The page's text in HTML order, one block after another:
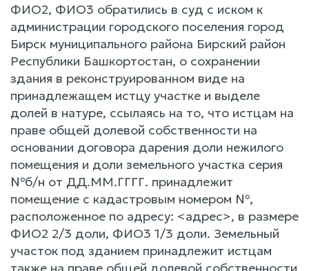
ФИО2, ФИО3 обратились в суд с иском к
администрации городского поселения город
Бирск муниципального района Бирский район
Республики Башкортостан, о сохранении
здания в реконструированном виде на
принадлежащем истцу участке и выделе
долей в натуре, ссылаясь на то, что истцам на
праве общей долевой собственности на
основании договора дарения доли нежилого
помещения и доли земельного участка серия
№б/н от ДД.ММ.ГГГГ. принадлежит
помещение с кадастровым номером №,
расположенное по адресу: <адрес>, в размере
ФИО2 2/3 доли, ФИО3 1/3 доли. Земельный
участок под зданием принадлежит истцам
также на праве общей долевой собственности